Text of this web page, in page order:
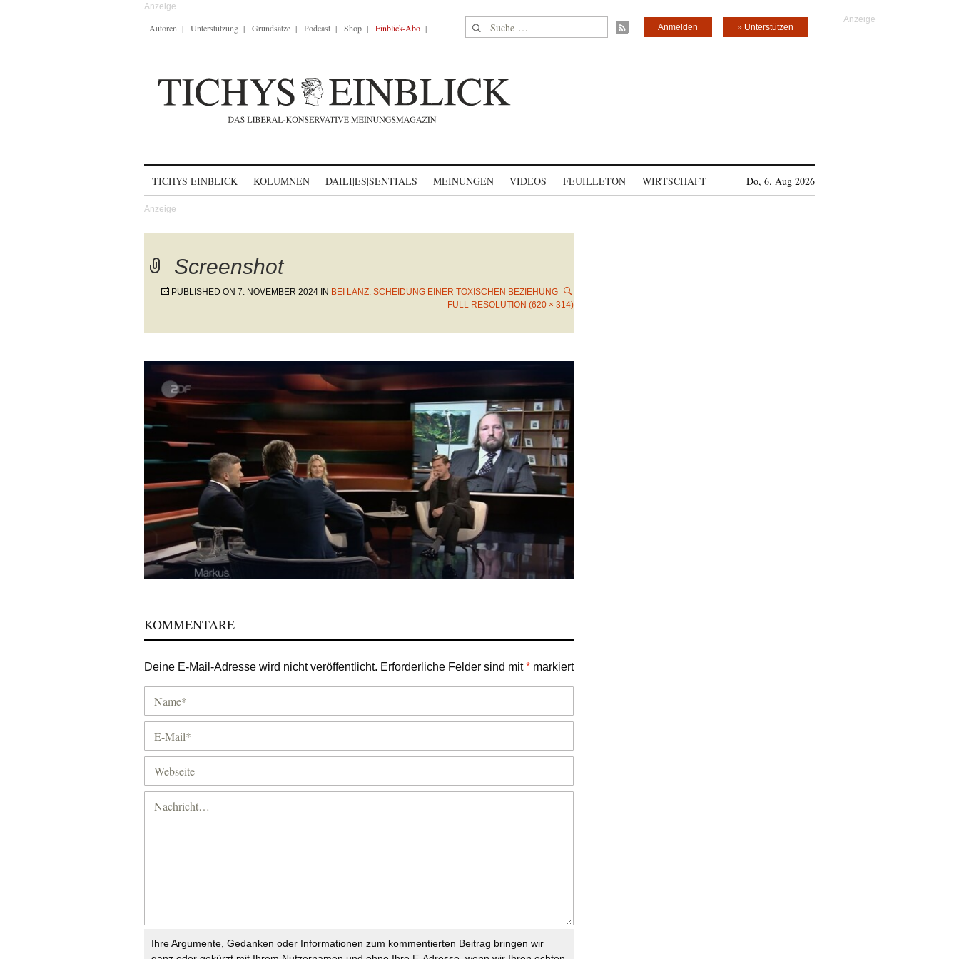
Autoren Unterstützung Grundsätze Podcast Shop Einblick-Abo Suche nach: » Unterstützen
Anmelden
TICHYS EINBLICK KOLUMNEN DAILI|ES|SENTIALS MEINUNGEN VIDEOS FEUILLETON WIRTSCHAFT Do, 6. Aug 2026
Screenshot
PUBLISHED ON 7. NOVEMBER 2024 IN BEI LANZ: SCHEIDUNG EINER TOXISCHEN BEZIEHUNG
FULL RESOLUTION (620 × 314)
KOMMENTARE
Deine E-Mail-Adresse wird nicht veröffentlicht. Erforderliche Felder sind mit* markiert
Ihre Argumente, Gedanken oder Informationen zum kommentierten Beitrag bringen wir